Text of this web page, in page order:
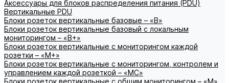
Аксессуары для блоков распределения питания (PDU)
Вертикальные PDU
Блоки розеток вертикальные базовые – «В»
Блоки розеток вертикальные базовый с локальным
мониторингом – «В+»
Блоки розеток вертикальные с мониторингом каждой
розетки – «М+»
Блоки розеток вертикальные с мониторингом, контролем и
управлением каждой розеткой – «МС»
Блоки розеток вертикальные с общим мониторингом – «М»